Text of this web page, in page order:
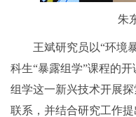
朱
王斌研究员以“环境
科生“暴露组学”课程的
组学这一新兴技术开展
联系，并结合研究工作